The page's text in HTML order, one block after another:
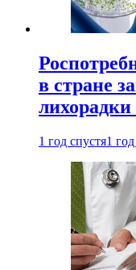
в стране
1 год спустя1